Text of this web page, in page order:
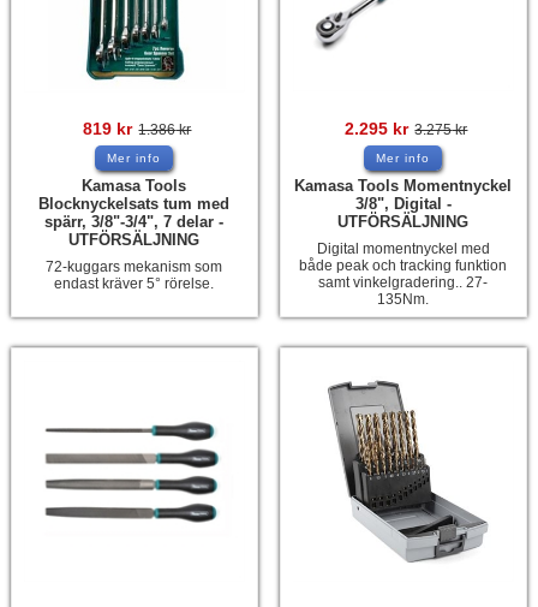
819 kr 1.386kr
Mer info
Kamasa Tools
Blocknyckelsats tum med
spärr, 3/8"-3/4", 7 delar -
UTFÖRSÄLJNING
72-kuggars mekanism som
endast kräver 5° rörelse.
2.295 kr 3.275kr
Mer info
Kamasa Tools Momentnyckel
3/8", Digital -
UTFÖRSÄLJNING
Digital momentnyckel med
både peak och tracking funktion
samt vinkelgradering.. 27-
135Nm.